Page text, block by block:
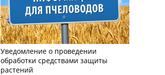
Уведомление о проведении
обработки средствами защиты
растений